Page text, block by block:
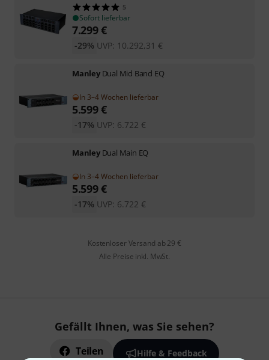
5
Sofort lieferbar
7.299€
UVP: 10.292,31 €
-29%
Manley Dual Mid Band EQ
In 3–4 Wochen lieferbar
5.599€
UVP: 6.722 €
-17%
Manley Dual Main EQ
In 3–4 Wochen lieferbar
5.599€
UVP: 6.722 €
-17%
Kostenloser Versand ab 29 €
Alle Preise inkl. MwSt.
Gefällt Ihnen, was Sie sehen?
Teilen Hilfe & Feedback